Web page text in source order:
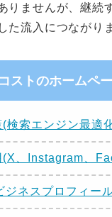
りませんが、継続
た流入につながり
ストのホームペ
検索エンジン最適
(X、Instagram、
ジネスプロフィー